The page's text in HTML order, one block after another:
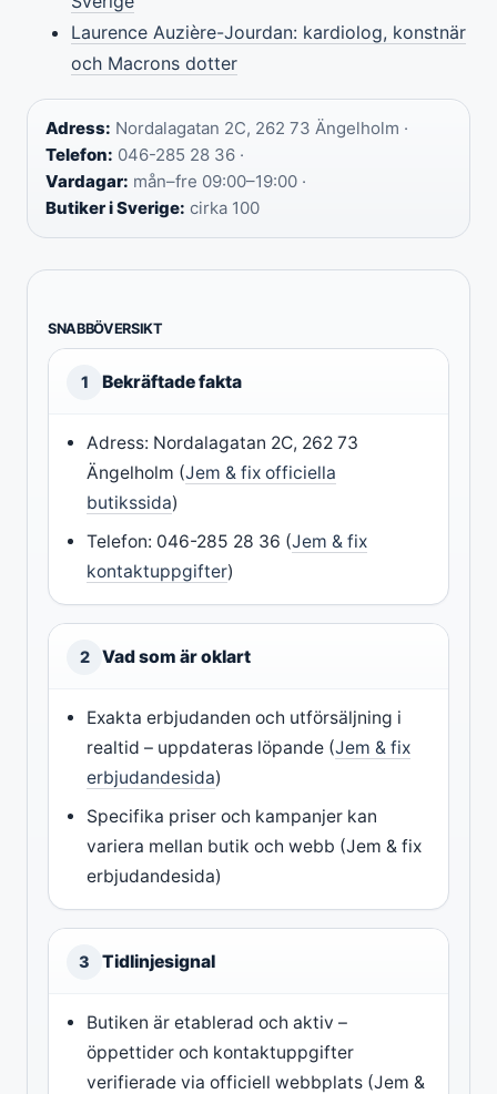
Laurence Auzière-Jourdan: kardiolog, konstnär
och Macrons dotter
Adress: Nordalagatan 2C, 262 73 Ängelholm ·
Telefon: 046-285 28 36 ·
Vardagar: mån–fre 09:00–19:00 ·
Butiker i Sverige: cirka 100
SNABBÖVERSIKT
1 Bekräftade fakta
Adress: Nordalagatan 2C, 262 73
Ängelholm (Jem & fix officiella
butikssida)
Telefon: 046-285 28 36 (Jem & fix
kontaktuppgifter)
2 Vad som är oklart
Exakta erbjudanden och utförsäljning i
realtid – uppdateras löpande (Jem & fix
erbjudandesida)
Specifika priser och kampanjer kan
variera mellan butik och webb (Jem & fix
erbjudandesida)
3 Tidlinjesignal
Butiken är etablerad och aktiv –
öppettider och kontaktuppgifter
verifierade via officiell webbplats (Jem &